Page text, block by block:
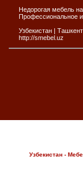
Недорогая мебель
Профессиональное
Узбекистан | Ташкент
http://smebel.uz
Узбекистан -